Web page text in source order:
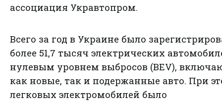
ассоциация Укравтопром.
Всего за год в Украине было
более 51,7 тысяч электрических
нулевым уровнем выбросов (BEV),
как новые, так и подержанные авто. При
легковых электромобилей было